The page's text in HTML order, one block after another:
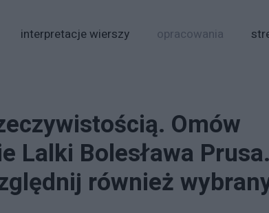
interpretacje wierszy opracowania
Omów
Lalki Bolesława Prusa.
również